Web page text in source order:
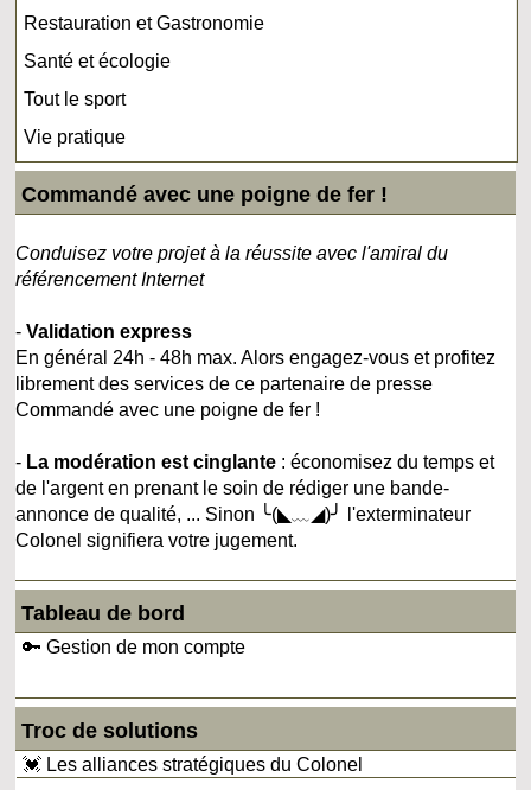
Restauration et Gastronomie
Santé et écologie
Tout le sport
Vie pratique
Commandé avec une poigne de fer !
Conduisez votre projet à la réussite avec l'amiral du
référencement Internet
-Validation express
En général 24h - 48h max. Alors engagez-vous et profitez
librement des services de ce partenaire de presse
Commandé avec une poigne de fer !
- La modération est cinglante : économisez du temps et
de l'argent en prenant le soin de rédiger une bande-
annonce de qualité, ... Sinon ╰(◣﹏◢)╯ l'exterminateur
Colonel signifiera votre jugement.
Tableau de bord
🔑 Gestion de mon compte
Troc de solutions
💓 Les alliances stratégiques du Colonel